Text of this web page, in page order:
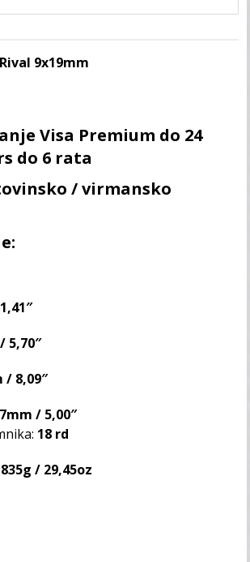
9x19mm
Visa Premium do 24
do 6 rata
/ virmansko
5,70″
/ 8,09″
/ 5,00″
18 rd
835g / 29,45oz